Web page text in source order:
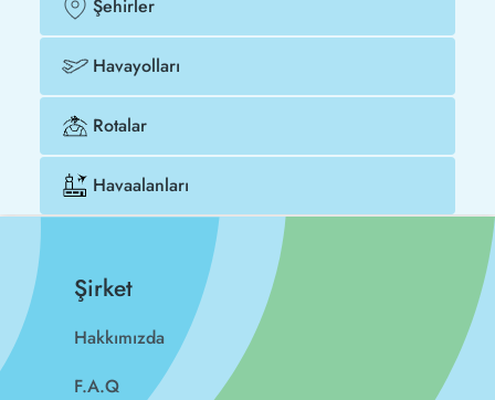
Şehirler
Havayolları
Rotalar
Havaalanları
Şirket
Hakkımızda
F.A.Q